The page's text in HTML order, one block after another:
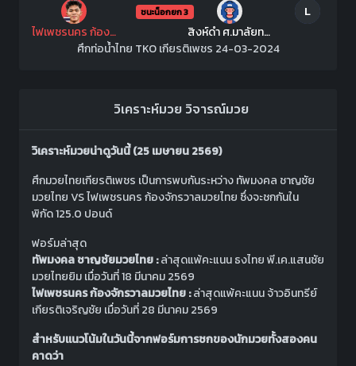
ชนะน็อกยก 3
L
ไฟเพชรนคร ก้องจักรวาลมวยไทย
สิงห์ดำ ศ.มาลัยทอง
ศึกท่อน้ำไทย TKO เกียรติเพชร 24-03-2024
วิเคราะห์มวย วิจารณ์มวย
วิเคราะห์มวยน่าดูวันนี้ (25 เมษายน 2569)
ศึกมวยไทยเกียรติเพชร เป็นการพบกันระหว่าง ทัพมงคล ชาญชัย
มวยไทย VS ไฟเพชรนคร ก้องจักรวาลมวยไทย ซึ่งจะชกกันใน
พิกัด 125.0 ปอนด์
ฟอร์มล่าสุด
ทัพมงคล ชาญชัยมวยไทย :ล่าสุดแพ้คะแนน ธงไทย พี.เค.แสนชัย
มวยไทยยิม เมื่อวันที่ 18 มีนาคม 2569
ไฟเพชรนคร ก้องจักรวาลมวยไทย :ล่าสุดแพ้คะแนน จ้าวอินทรีย์
เกียรติเจริญชัย เมื่อวันที่ 28 มีนาคม 2569
สำหรับแนวโน้มในวันนี้จากฟอร์มการชกของนักมวยทั้งสองคน
คาดว่า